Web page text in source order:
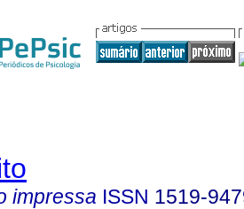
impressa ISSN 1519-